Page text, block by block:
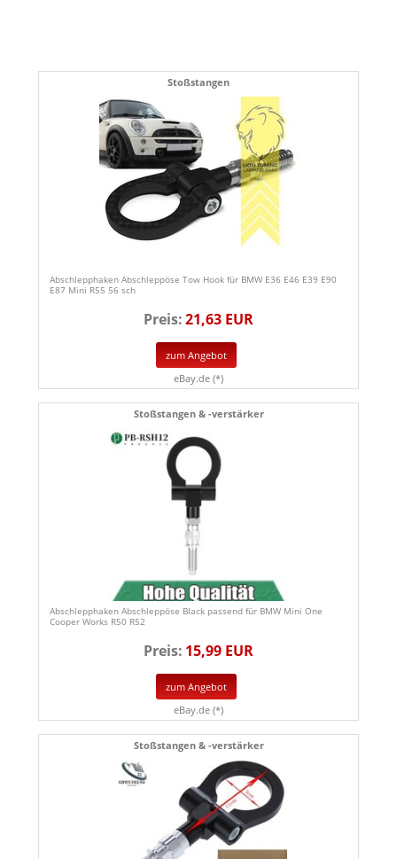
Stoßstangen
Abschlepphaken Abschleppöse Tow Hook für BMW E36 E46 E39 E90
E87 Mini R55 56 sch
Preis:21,63 EUR
zum Angebot
eBay.de (*)
Stoßstangen & -verstärker
Abschlepphaken Abschleppöse Black passend für BMW Mini One
Cooper Works R50 R52
Preis: 15,99 EUR
zum Angebot
eBay.de (*)
Stoßstangen & -verstärker